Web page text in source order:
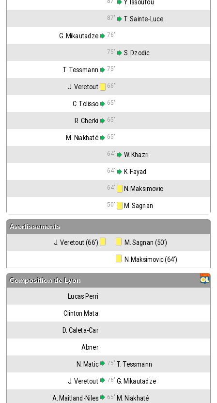
Y. Issoufou
87' T. Sainte-Luce
G. Mikautadze 76'
75' S. Dzodic
T. Tessmann 75'
J. Veretout 66'
C. Tolisso 65'
R. Cherki 65'
M. Niakhaté 65'
64' W. Khazri
64' K. Fayad
64' N. Maksimovic
50' M. Sagnan
Avertissements
J. Veretout (66') M. Sagnan (50')
N. Maksimovic (64')
Composition de Lyon
Lucas Perri
Clinton Mata
D. Caleta-Car
Abner
N. Matic 75' T. Tessmann
J. Veretout 76' G. Mikautadze
A. Maitland-Niles 65' M. Niakhaté